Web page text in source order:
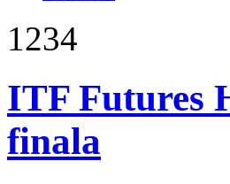
1234
ITF Futures
finala